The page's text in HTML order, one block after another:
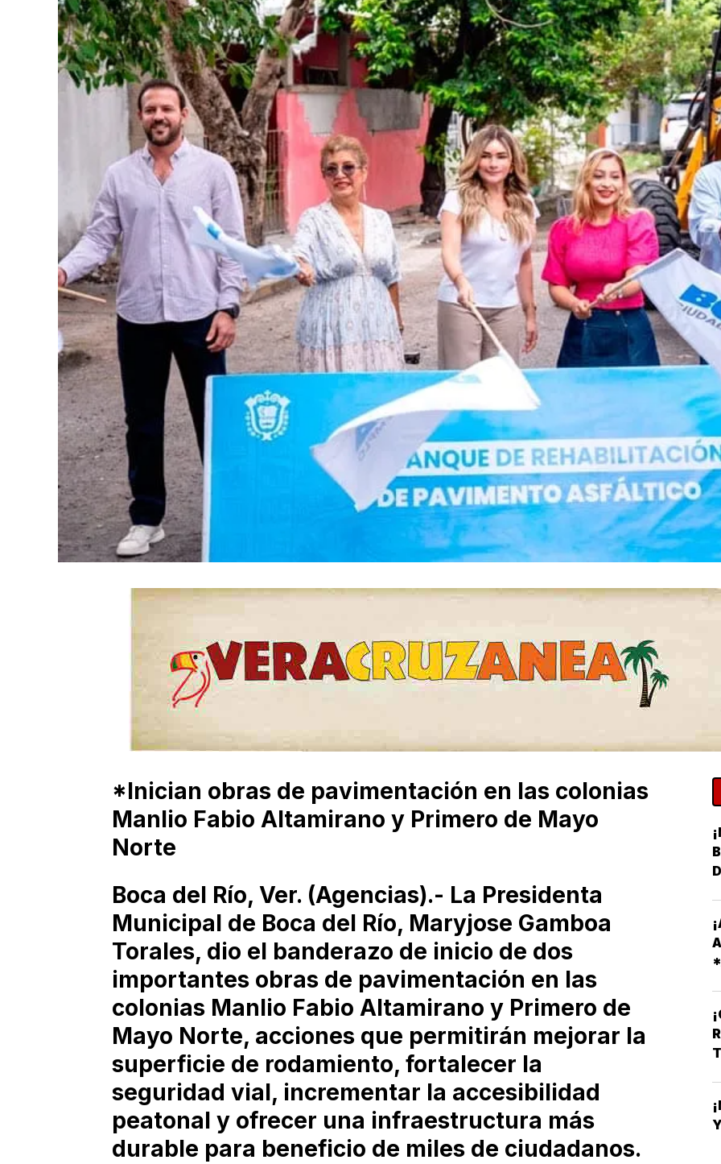
*Inician obras de pavimentación en las colonias
Manlio Fabio Altamirano y Primero de Mayo
Norte
Boca del Río, Ver. (Agencias).- La Presidenta
Municipal de Boca del Río, Maryjose Gamboa
Torales, dio el banderazo de inicio de dos
importantes obras de pavimentación en las
colonias Manlio Fabio Altamirano y Primero de
Mayo Norte, acciones que permitirán mejorar la
superficie de rodamiento, fortalecer la
seguridad vial, incrementar la accesibilidad
peatonal y ofrecer una infraestructura más
durable para beneficio de miles de ciudadanos.